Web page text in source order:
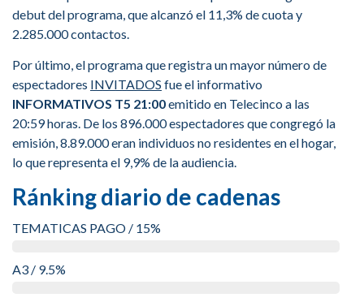
debut del programa, que alcanzó el 11,3% de cuota y
2.285.000 contactos.
Por último, el programa que registra un mayor número de
espectadores INVITADOS fue el informativo
INFORMATIVOS T5 21:00emitido en Telecinco a las
20:59 horas. De los 896.000 espectadores que congregó la
emisión, 8.89.000 eran individuos no residentes en el hogar,
lo que representa el 9,9% de la audiencia.
Ránking diario de cadenas
TEMATICAS PAGO / 15%
A3 / 9.5%